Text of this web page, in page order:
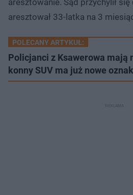
aresztował 33-latka na 3
POLECANY ARTYKUŁ:
Policjanci z Ksawerowa mają
konny SUV ma już nowe